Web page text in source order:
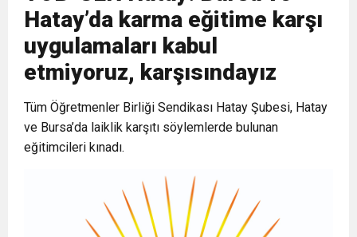
Cumhuriyet, Türk Milletinin Özgürlük
ve Onur Nişanesidir
6:19 HBB BAŞKANI ÖNTÜRK’ÜN
CUMHURİYET BAYRAMI MESAJI
17:36 KURUMLAR VERGİSİ ERTELENDİ
1:00 İTSO İŞ-KUR SGK TOPLANTI
CEYLANDERE’DE BAŞKAN EMRAH
KARAÇAY’A SEVGİ SELİ
BAŞKAN SAMİ ÜSTÜN’DEN
Hatay’da karma eğitime karşı
uygulamaları kabul
etmiyoruz, karşısındayız
Tüm Öğretmenler Birliği Sendikası Hatay Şubesi, Hatay
ve Bursa’da laiklik karşıtı söylemlerde bulunan
eğitimcileri kınadı.